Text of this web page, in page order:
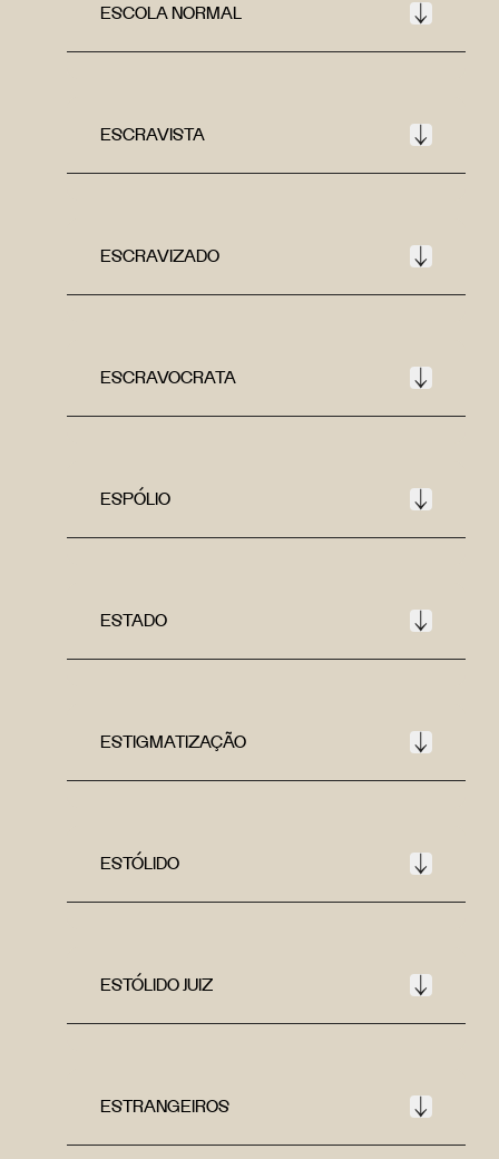
ESCOLA NORMAL
ESCRAVISTA
ESCRAVIZADO
ESCRAVOCRATA
ESPÓLIO
ESTADO
ESTIGMATIZAÇÃO
ESTÓLIDO
ESTÓLIDO JUIZ
ESTRANGEIROS